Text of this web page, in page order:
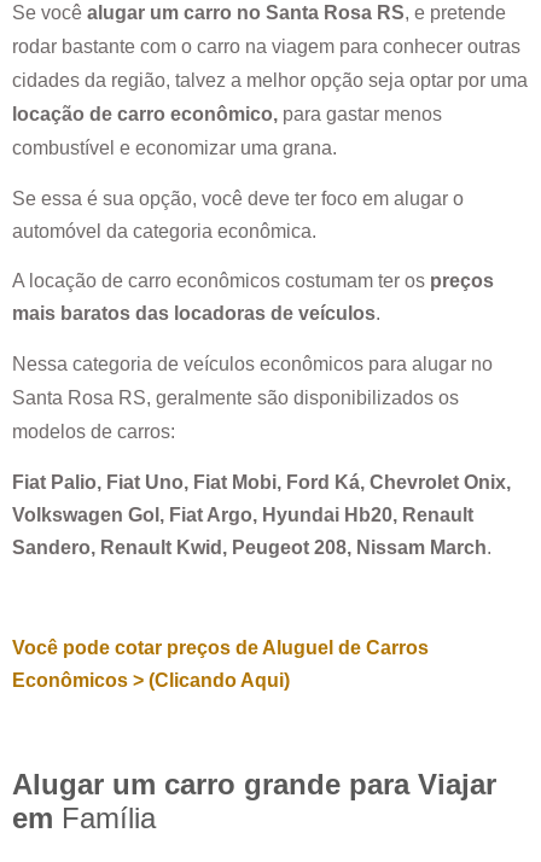
Se você alugar um carro no Santa Rosa RS, e pretende
rodar bastante com o carro na viagem para conhecer outras
cidades da região, talvez a melhor opção seja optar por uma
locação de carro econômico, para gastar menos
combustível e economizar uma grana.
Se essa é sua opção, você deve ter foco em alugar o
automóvel da categoria econômica.
A locação de carro econômicos costumam ter os preços
mais baratos das locadoras de veículos.
Nessa categoria de veículos econômicos para alugar no
Santa Rosa RS, geralmente são disponibilizados os
modelos de carros:
Fiat Palio, Fiat Uno, Fiat Mobi, Ford Ká, Chevrolet Onix,
Volkswagen Gol, Fiat Argo, Hyundai Hb20, Renault
Sandero, Renault Kwid, Peugeot 208, Nissam March.
Você pode cotar preços de Aluguel de Carros
Econômicos > (Clicando Aqui)
Alugar um carro grande para Viajar
em Família